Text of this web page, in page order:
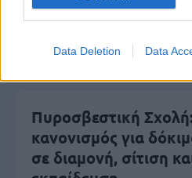
Data Deletion Data
Δημοφιλείς
Πυροσβεστική
κανονισμός για
σε διαμονή, σίτιση